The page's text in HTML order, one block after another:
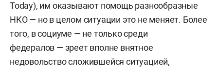
Today), им оказывают помощь разнообразные
НКО — но в целом ситуации это не меняет. Более
того, в социуме — не только среди
федералов — зреет вполне внятное
недовольство сложившейся ситуацией,